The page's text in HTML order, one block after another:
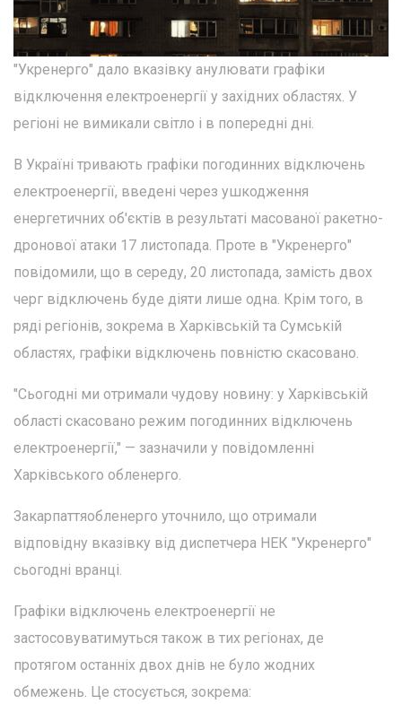
"Укренерго" дало вказівку анулювати графіки
відключення електроенергії у західних областях. У
регіоні не вимикали світло і в попередні дні.
В Україні тривають графіки погодинних відключень
електроенергії, введені через ушкодження
енергетичних об'єктів в результаті масованої ракетно-
дронової атаки 17 листопада. Проте в "Укренерго"
повідомили, що в середу, 20 листопада, замість двох
черг відключень буде діяти лише одна. Крім того, в
ряді регіонів, зокрема в Харківській та Сумській
областях, графіки відключень повністю скасовано.
"Сьогодні ми отримали чудову новину: у Харківській
області скасовано режим погодинних відключень
електроенергії," — зазначили у повідомленні
Харківського обленерго.
Закарпаттяобленерго уточнило, що отримали
відповідну вказівку від диспетчера НЕК "Укренерго"
сьогодні вранці.
Графіки відключень електроенергії не
застосовуватимуться також в тих регіонах, де
протягом останніх двох днів не було жодних
обмежень. Це стосується, зокрема: